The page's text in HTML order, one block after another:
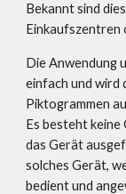
Bekannt sind
Einkaufszentren
Die Anwendung
einfach und wird
Piktogrammen
Es besteht
das Gerät
solches Gerät,
bedient und